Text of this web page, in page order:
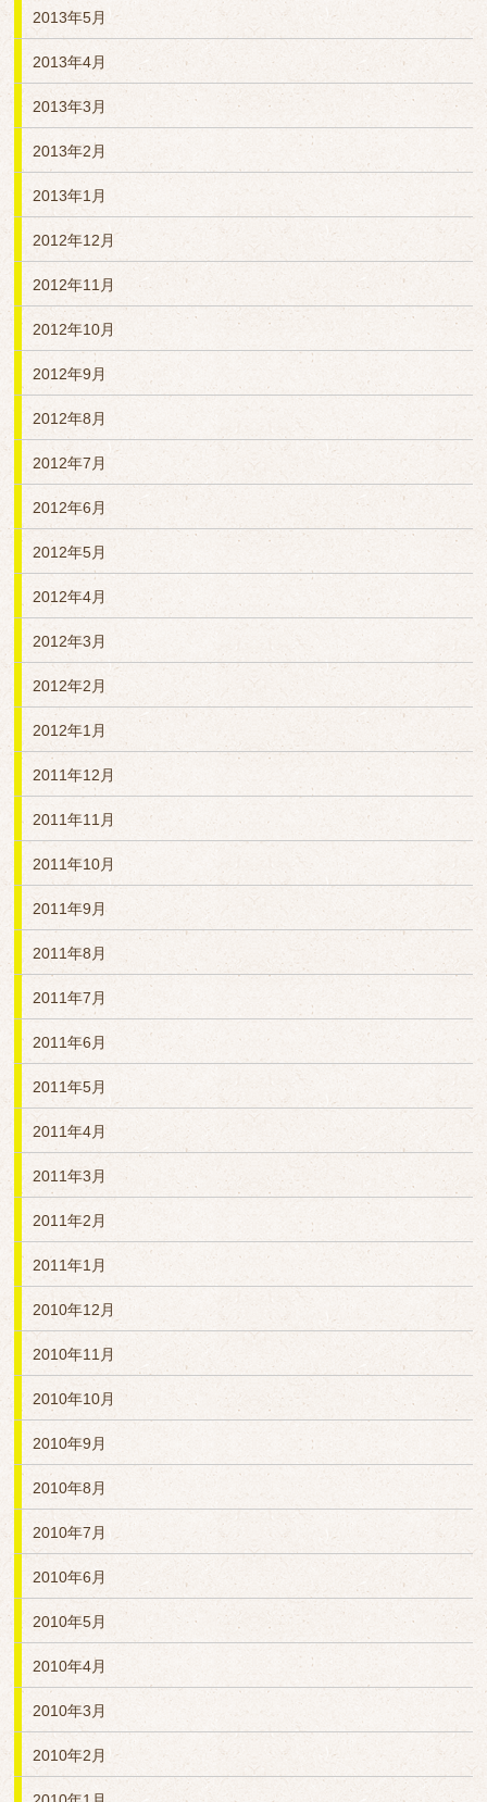
2013年5月
2013年4月
2013年3月
2013年2月
2013年1月
2012年12月
2012年11月
2012年10月
2012年9月
2012年8月
2012年7月
2012年6月
2012年5月
2012年4月
2012年3月
2012年2月
2012年1月
2011年12月
2011年11月
2011年10月
2011年9月
2011年8月
2011年7月
2011年6月
2011年5月
2011年4月
2011年3月
2011年2月
2011年1月
2010年12月
2010年11月
2010年10月
2010年9月
2010年8月
2010年7月
2010年6月
2010年5月
2010年4月
2010年3月
2010年2月